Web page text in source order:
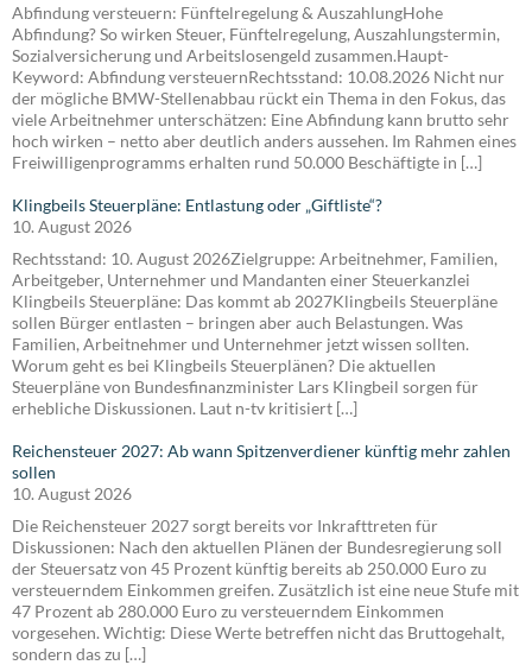
Abfindung versteuern: Fünftelregelung & AuszahlungHohe
Abfindung? So wirken Steuer, Fünftelregelung, Auszahlungstermin,
Sozialversicherung und Arbeitslosengeld zusammen.Haupt-
Keyword: Abfindung versteuernRechtsstand: 10.08.2026 Nicht nur
der mögliche BMW-Stellenabbau rückt ein Thema in den Fokus, das
viele Arbeitnehmer unterschätzen: Eine Abfindung kann brutto sehr
hoch wirken – netto aber deutlich anders aussehen. Im Rahmen eines
Freiwilligenprogramms erhalten rund 50.000 Beschäftigte in […]
Klingbeils Steuerpläne: Entlastung oder „Giftliste“?
10. August 2026
Rechtsstand: 10. August 2026Zielgruppe: Arbeitnehmer, Familien,
Arbeitgeber, Unternehmer und Mandanten einer Steuerkanzlei
Klingbeils Steuerpläne: Das kommt ab 2027Klingbeils Steuerpläne
sollen Bürger entlasten – bringen aber auch Belastungen. Was
Familien, Arbeitnehmer und Unternehmer jetzt wissen sollten.
Worum geht es bei Klingbeils Steuerplänen? Die aktuellen
Steuerpläne von Bundesfinanzminister Lars Klingbeil sorgen für
erhebliche Diskussionen. Laut n-tv kritisiert […]
Reichensteuer 2027: Ab wann Spitzenverdiener künftig mehr zahlen
sollen
10. August 2026
Die Reichensteuer 2027 sorgt bereits vor Inkrafttreten für
Diskussionen: Nach den aktuellen Plänen der Bundesregierung soll
der Steuersatz von 45 Prozent künftig bereits ab 250.000 Euro zu
versteuerndem Einkommen greifen. Zusätzlich ist eine neue Stufe mit
47 Prozent ab 280.000 Euro zu versteuerndem Einkommen
vorgesehen. Wichtig: Diese Werte betreffen nicht das Bruttogehalt,
sondern das zu […]